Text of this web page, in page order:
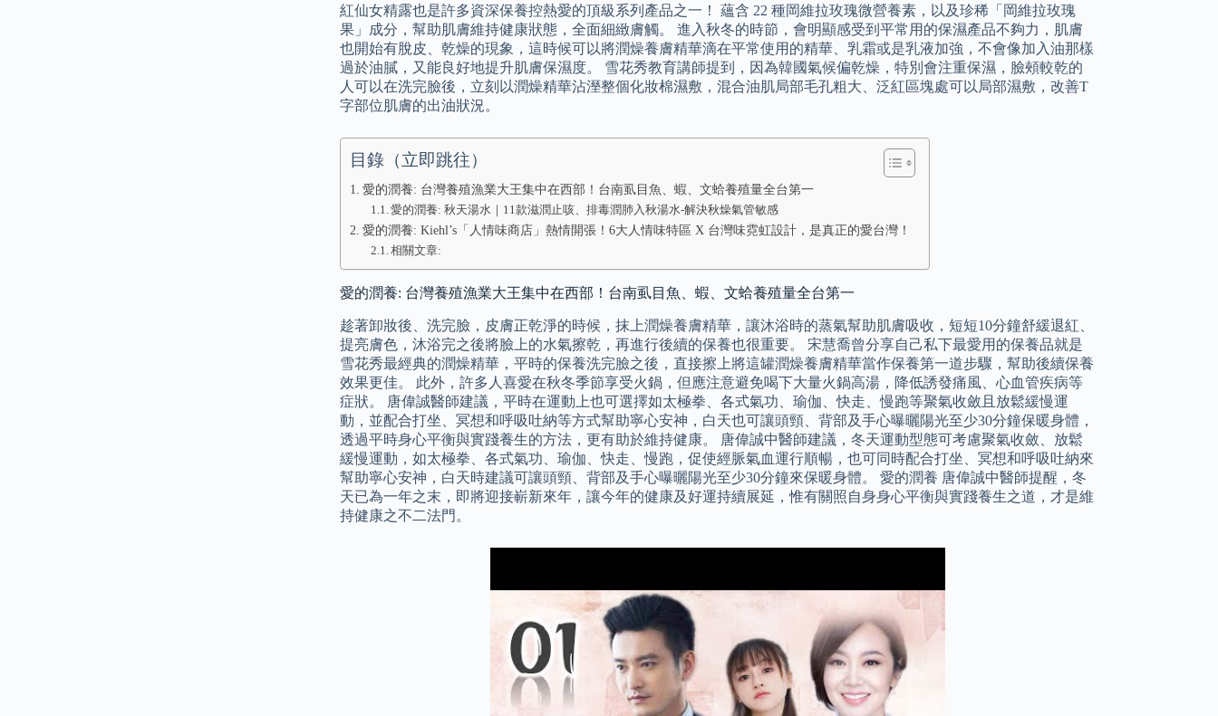
紅仙女精露也是許多資深保養控熱愛的頂級系列產品之一！ 蘊含 22 種岡維拉玫瑰微營養素，以及珍稀「岡維拉玫瑰
果」成分，幫助肌膚維持健康狀態，全面細緻膚觸。 進入秋冬的時節，會明顯感受到平常用的保濕產品不夠力，肌膚
也開始有脫皮、乾燥的現象，這時候可以將潤燥養膚精華滴在平常使用的精華、乳霜或是乳液加強，不會像加入油那樣
過於油膩，又能良好地提升肌膚保濕度。 雪花秀教育講師提到，因為韓國氣候偏乾燥，特別會注重保濕，臉頰較乾的
人可以在洗完臉後，立刻以潤燥精華沾溼整個化妝棉濕敷，混合油肌局部毛孔粗大、泛紅區塊處可以局部濕敷，改善T
字部位肌膚的出油狀況。
目錄（立即跳往）
愛的潤養: 台灣養殖漁業大王集中在西部！台南虱目魚、蝦、文蛤養殖量全台第一
愛的潤養: 秋天湯水｜11款滋潤止咳、排毒潤肺入秋湯水-解決秋燥氣管敏感
愛的潤養: Kiehl’s「人情味商店」熱情開張！6大人情味特區 X 台灣味霓虹設計，是真正的愛台灣！
相關文章:
愛的潤養: 台灣養殖漁業大王集中在西部！台南虱目魚、蝦、文蛤養殖量全台第一
趁著卸妝後、洗完臉，皮膚正乾淨的時候，抹上潤燥養膚精華，讓沐浴時的蒸氣幫助肌膚吸收，短短10分鐘舒緩退紅、
提亮膚色，沐浴完之後將臉上的水氣擦乾，再進行後續的保養也很重要。 宋慧喬曾分享自己私下最愛用的保養品就是
雪花秀最經典的潤燥精華，平時的保養洗完臉之後，直接擦上將這罐潤燥養膚精華當作保養第一道步驟，幫助後續保養
效果更佳。 此外，許多人喜愛在秋冬季節享受火鍋，但應注意避免喝下大量火鍋高湯，降低誘發痛風、心血管疾病等
症狀。 唐偉誠醫師建議，平時在運動上也可選擇如太極拳、各式氣功、瑜伽、快走、慢跑等聚氣收斂且放鬆緩慢運
動，並配合打坐、冥想和呼吸吐納等方式幫助寧心安神，白天也可讓頭頸、背部及手心曝曬陽光至少30分鐘保暖身體，
透過平時身心平衡與實踐養生的方法，更有助於維持健康。 唐偉誠中醫師建議，冬天運動型態可考慮聚氣收斂、放鬆
緩慢運動，如太極拳、各式氣功、瑜伽、快走、慢跑，促使經脈氣血運行順暢，也可同時配合打坐、冥想和呼吸吐納來
幫助寧心安神，白天時建議可讓頭頸、背部及手心曝曬陽光至少30分鐘來保暖身體。 愛的潤養 唐偉誠中醫師提醒，冬
天已為一年之末，即將迎接嶄新來年，讓今年的健康及好運持續展延，惟有關照自身身心平衡與實踐養生之道，才是維
持健康之不二法門。